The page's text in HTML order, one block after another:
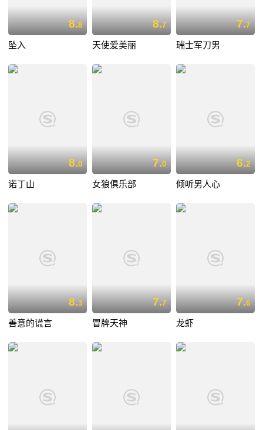
8.8
坠入
8.7
天使爱美丽
7.7
瑞士军刀男
8.0
诺丁山
7.0
女狼俱乐部
6.2
倾听男人心
8.3
善意的谎言
7.7
冒牌天神
7.6
龙虾